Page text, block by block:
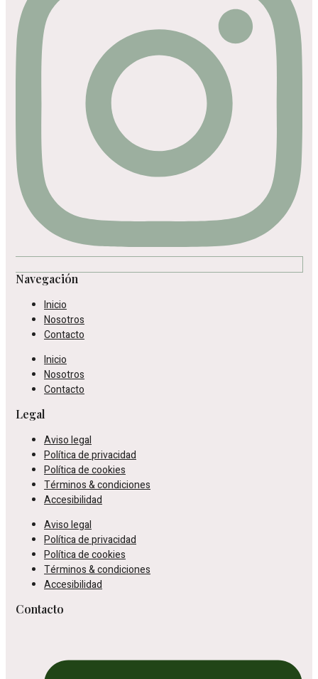
Navegación
Inicio
Nosotros
Contacto
Inicio
Nosotros
Contacto
Legal
Aviso legal
Política de privacidad
Política de cookies
Términos & condiciones
Accesibilidad
Aviso legal
Política de privacidad
Política de cookies
Términos & condiciones
Accesibilidad
Contacto